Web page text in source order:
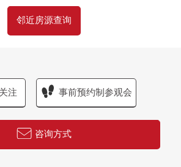
邻近房源查询
注 事前预约制参观会
咨询方式